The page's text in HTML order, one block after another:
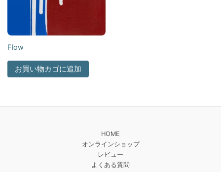
Flow
お買い物カゴに追加
HOME
オンラインショップ
レビュー
よくある質問